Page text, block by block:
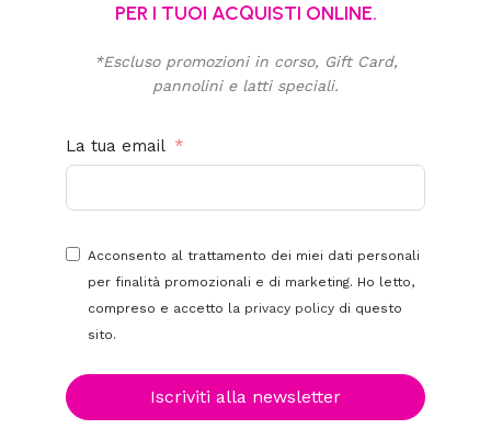
PER I TUOI ACQUISTI ONLINE.
*Escluso promozioni in corso, Gift Card,
pannolini e latti speciali.
La tua email
Acconsento al trattamento dei miei dati personali
per finalità promozionali e di marketing. Ho letto,
compreso e accetto la privacy policy di questo
sito.
Iscriviti alla newsletter